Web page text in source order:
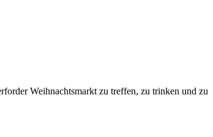
Weihnachtsmarkt zu treffen, zu trinken und zu